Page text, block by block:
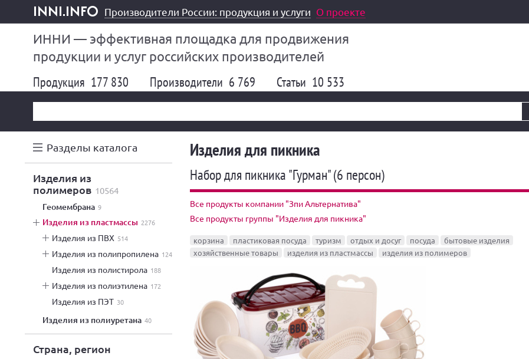
inni.info
Производители России: продукция и услуги О проекте
ИННИ — эффективная площадка для продвижения
продукции и услуг российских производителей
Продукция 177 830 Производители 6 769 Статьи 10 533
Разделы каталога
изделия из
полимеров 10564
геомембрана 9
изделия из пластмассы 2276
изделия из ПВХ 514
изделия из полипропилена 124
изделия из полистирола 188
изделия из полиэтилена 172
изделия из ПЭТ 30
изделия из полиуретана 40
Страна, регион
Изделия для пикника
Набор для пикника "Гурман" (6 персон)
Все продукты компании "Зпи Альтернатива"
Все продукты группы "Изделия для пикника"
корзина пластиковая посуда туризм отдых и досуг посуда
бытовые изделия
хозяйственные товары
изделия из пластмассы изделия из полимеров